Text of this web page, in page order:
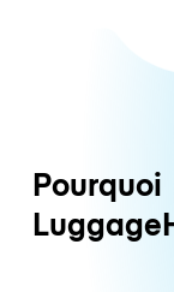
Pourquoi